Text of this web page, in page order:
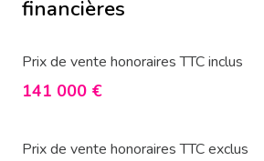
financières
Prix de vente honoraires TTC inclus
141 000 €
Prix de vente honoraires TTC exclus